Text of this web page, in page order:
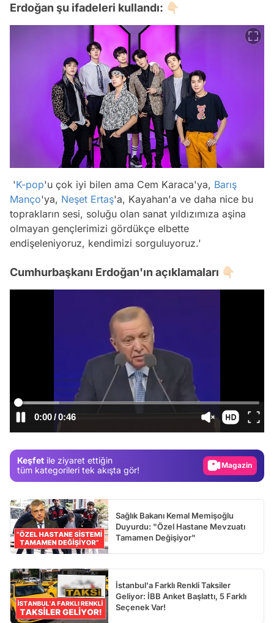
Erdoğan şu ifadeleri kullandı: 👇🏻
'K-pop'u çok iyi bilen ama Cem Karaca'ya, Barış
Manço'ya, Neşet Ertaş'a, Kayahan'a ve daha nice bu
toprakların sesi, soluğu olan sanat yıldızımıza aşina
olmayan gençlerimizi gördükçe elbette
endişeleniyoruz, kendimizi sorguluyoruz.'
Cumhurbaşkanı Erdoğan'ın açıklamaları 👇🏻
/
Keşfet ile ziyaret ettiğin
tüm kategorileri tek akışta gör!
Test
Magazin
Video
Sağlık Bakanı Kemal Memişoğlu
Duyurdu: "Özel Hastane Mevzuatı
Tamamen Değişiyor"
İstanbul'a Farklı Renkli Taksiler
Geliyor: İBB Anket Başlattı, 5 Farklı
Seçenek Var!